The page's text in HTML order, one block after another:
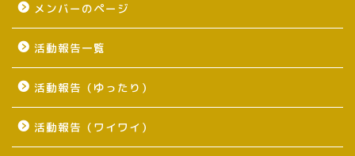
メンバーのページ
活動報告一覧
活動報告（ゆったり）
活動報告（ワイワイ）